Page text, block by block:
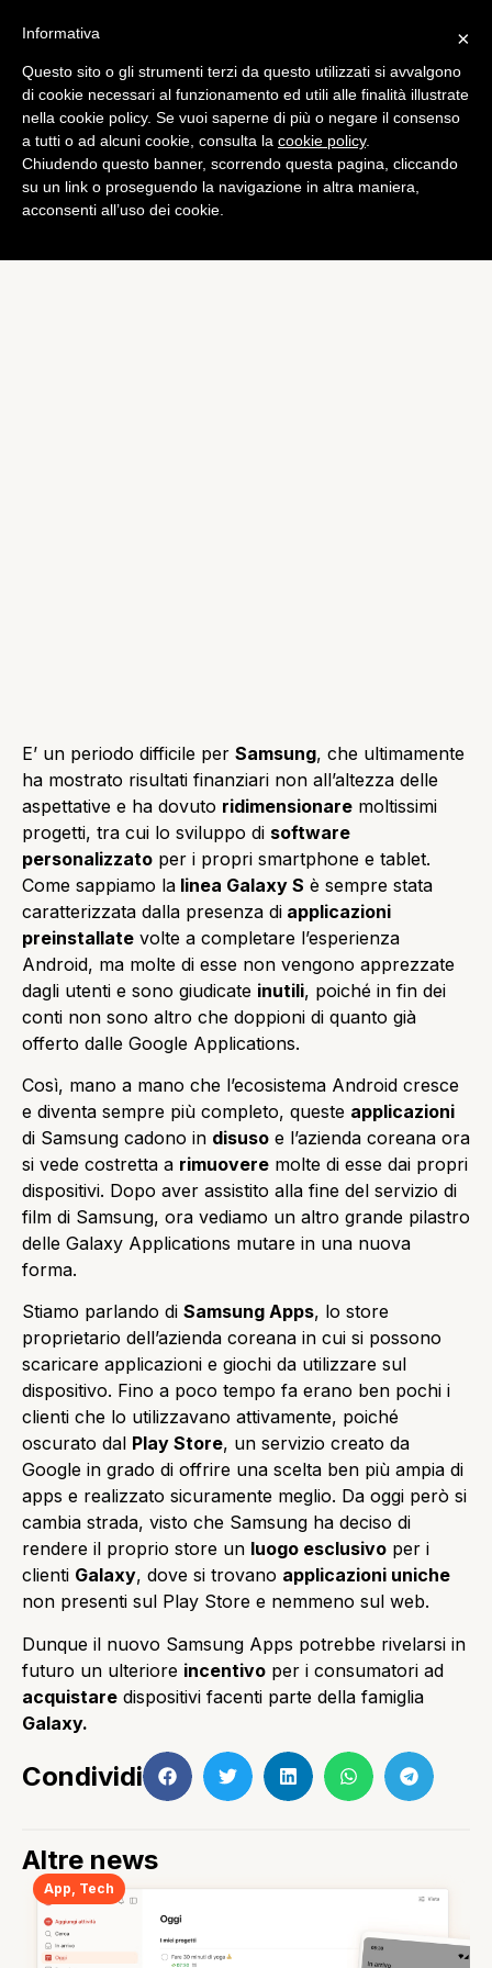
Tech
Samsung Apps:
applicazioni esclusive per
Galaxy
diRedazione
E’ un periodo difficile per Samsung, che ultimamente
ha mostrato risultati finanziari non all’altezza delle
aspettative e ha dovuto ridimensionare moltissimi
progetti, tra cui lo sviluppo di software
personalizzato per i propri smartphone e tablet.
Come sappiamo la linea Galaxy S è sempre stata
caratterizzata dalla presenza di applicazioni
preinstallate volte a completare l’esperienza
Android, ma molte di esse non vengono apprezzate
dagli utenti e sono giudicate inutili, poiché in fin dei
conti non sono altro che doppioni di quanto già
offerto dalle Google Applications.
Così, mano a mano che l’ecosistema Android cresce
e diventa sempre più completo, queste applicazioni
di Samsung cadono in disuso e l’azienda coreana ora
si vede costretta a rimuovere molte di esse dai propri
dispositivi. Dopo aver assistito alla fine del servizio di
film di Samsung, ora vediamo un altro grande pilastro
delle Galaxy Applications mutare in una nuova
forma.
Stiamo parlando di Samsung Apps, lo store
proprietario dell’azienda coreana in cui si possono
scaricare applicazioni e giochi da utilizzare sul
dispositivo. Fino a poco tempo fa erano ben pochi i
clienti che lo utilizzavano attivamente, poiché
oscurato dal Play Store, un servizio creato da
Google in grado di offrire una scelta ben più ampia di
apps e realizzato sicuramente meglio. Da oggi però si
cambia strada, visto che Samsung ha deciso di
rendere il proprio store un luogo esclusivo per i
clienti Galaxy, dove si trovano applicazioni uniche
non presenti sul Play Store e nemmeno sul web.
Dunque il nuovo Samsung Apps potrebbe rivelarsi in
futuro un ulteriore incentivo per i consumatori ad
acquistare dispositivi facenti parte della famiglia
Galaxy.
Condividi
Altre news
App, Tech
×
Informativa
Questo sito o gli strumenti terzi da questo utilizzati si avvalgono
di cookie necessari al funzionamento ed utili alle finalità illustrate
nella cookie policy. Se vuoi saperne di più o negare il consenso
a tutti o ad alcuni cookie, consulta la cookie policy.
Chiudendo questo banner, scorrendo questa pagina, cliccando
su un link o proseguendo la navigazione in altra maniera,
acconsenti all’uso dei cookie.